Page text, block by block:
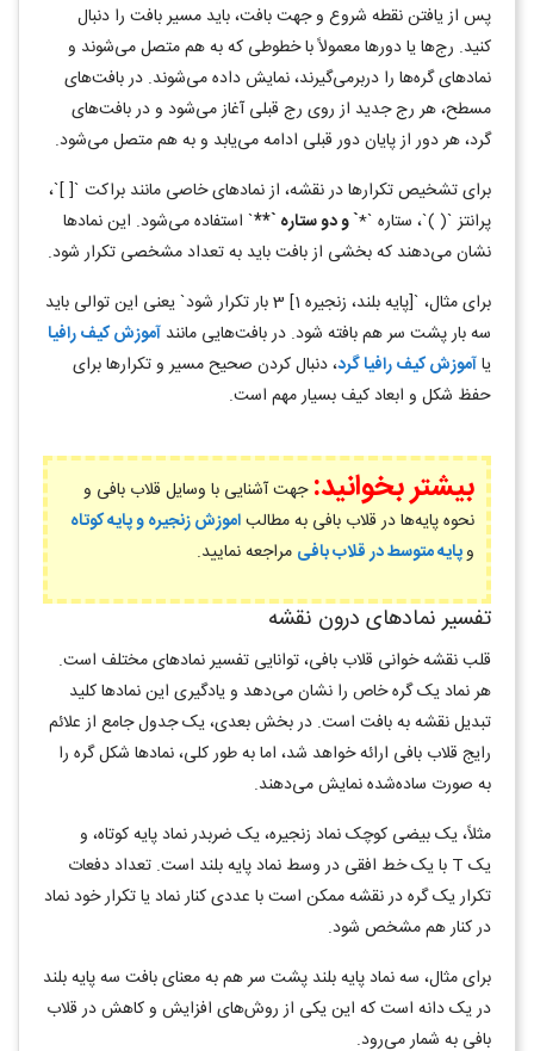
پس از یافتن نقطه شروع و جهت بافت، باید مسیر بافت را دنبال
کنید. رج‌ها یا دورها معمولاً با خطوطی که به هم متصل می‌شوند و
نمادهای گره‌ها را دربرمی‌گیرند، نمایش داده می‌شوند. در بافت‌های
مسطح، هر رج جدید از روی رج قبلی آغاز می‌شود و در بافت‌های
گرد، هر دور از پایان دور قبلی ادامه می‌یابد و به هم متصل می‌شود.
برای تشخیص تکرارها در نقشه، از نمادهای خاصی مانند براکت `[ ]`،
پرانتز `( )`، ستاره `
*
`و دو ستاره `
**
` استفاده می‌شود. این نمادها
نشان می‌دهند که بخشی از بافت باید به تعداد مشخصی تکرار شود.
برای مثال، `[پایه بلند، زنجیره 1] 3 بار تکرار شود` یعنی این توالی باید
سه بار پشت سر هم بافته شود. در بافت‌هایی مانند آموزش کیف رافیا
یاآموزش کیف رافیا گرد، دنبال کردن صحیح مسیر و تکرارها برای
حفظ شکل و ابعاد کیف بسیار مهم است.
بیشتر بخوانید: جهت آشنایی با وسایل قلاب بافی و
نحوه پایه‌ها در قلاب بافی به مطالباموزش زنجیره و پایه کوتاه
وپایه متوسط در قلاب بافی مراجعه نمایید.
تفسیر نمادهای درون نقشه
قلب نقشه خوانی قلاب بافی، توانایی تفسیر نمادهای مختلف است.
هر نماد یک گره خاص را نشان می‌دهد و یادگیری این نمادها کلید
تبدیل نقشه به بافت است. در بخش بعدی، یک جدول جامع از علائم
رایج قلاب بافی ارائه خواهد شد، اما به طور کلی، نمادها شکل گره را
به صورت ساده‌شده نمایش می‌دهند.
مثلاً، یک بیضی کوچک نماد زنجیره، یک ضربدر نماد پایه کوتاه، و
یک
با یک خط افقی در وسط نماد پایه بلند است. تعداد دفعات
تکرار یک گره در نقشه ممکن است با عددی کنار نماد یا تکرار خود نماد
در کنار هم مشخص شود.
برای مثال، سه نماد پایه بلند پشت سر هم به معنای بافت سه پایه بلند
در یک دانه است که این یکی از روش‌های افزایش و کاهش در قلاب
بافی به شمار می‌رود.